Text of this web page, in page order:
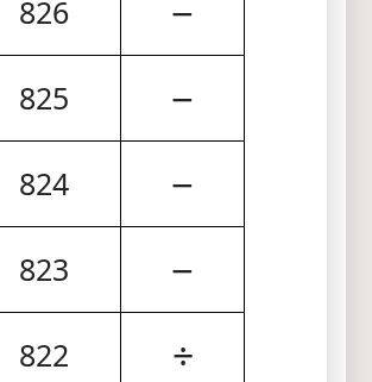
826 −
825 −
824 −
823 −
822 ÷